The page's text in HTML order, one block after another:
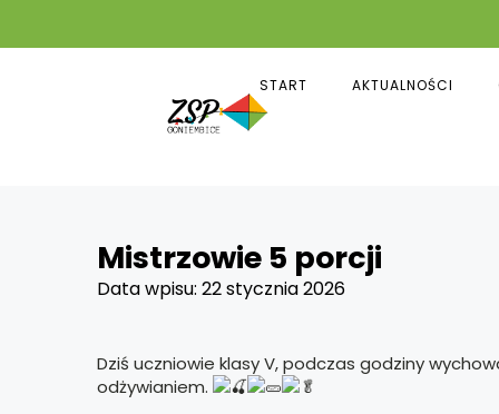
START AKTUALNOŚCI
Mistrzowie 5 porcji
Data wpisu:22 stycznia 2026
Dziś uczniowie klasy V, podczas godziny
odżywianiem.